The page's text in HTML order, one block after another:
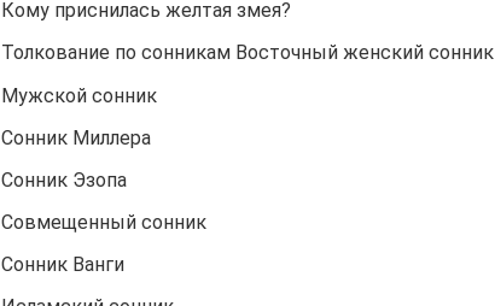
Кому приснилась желтая змея?
Толкование по сонникам Восточный женский сонник
Мужской сонник
Сонник Миллера
Сонник Эзопа
Совмещенный сонник
Сонник Ванги